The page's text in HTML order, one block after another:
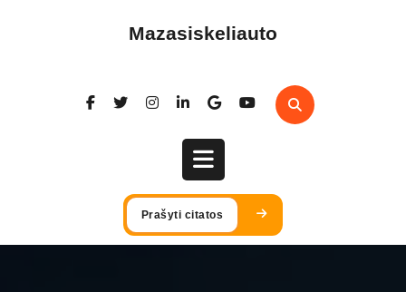
Mazasiskeliauto
Open
Button
Prašyti citatos